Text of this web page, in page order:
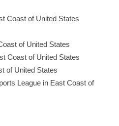
撇步，可以讓行程更順暢？
用最少的預算走透透
到哪裡買才划算？
走才不會迷路呢？
美國東岸》裡，讓你一本玩遍
Coast of United States
of United States
Coast of United States
of United States
League in East Coast of